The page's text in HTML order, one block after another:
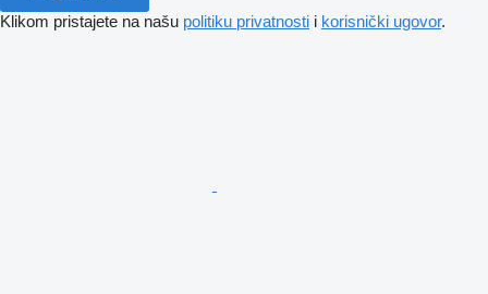
Klikom pristajete na našu politiku privatnosti i korisnički ugovor.